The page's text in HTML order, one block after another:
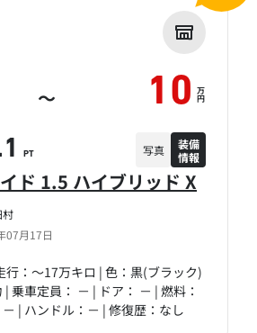
村
07月17日
ド 1.5 ハイブリッド X
行：～17万キロ | 色：黒(ブラック)
乗車定員： － | ドア： － | 燃料：
| ハンドル：－ | 修復歴：なし
～ 10 万
円
PT 写真
装備
情報